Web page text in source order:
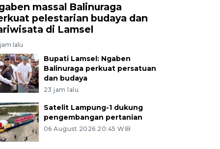
massal Balinuraga
pelestarian budaya dan
di Lamsel
lalu
Bupati Lamsel: Ngaben
Balinuraga perkuat persatuan
dan budaya
23 jam lalu
Satelit Lampung-1 dukung
pengembangan pertanian
06 August 2026 20:45 WIB